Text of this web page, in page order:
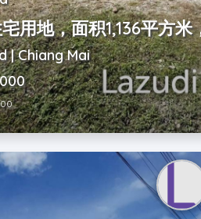
用地，面积1,136平方
| Chiang Mai